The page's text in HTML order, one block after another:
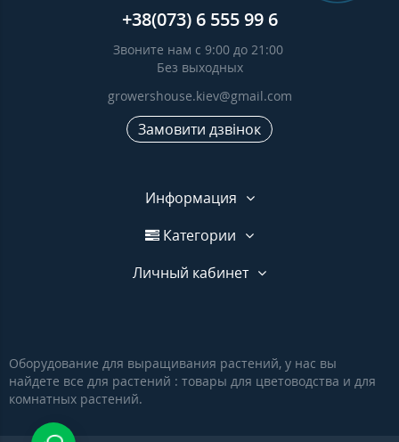
+38(073) 6 555 99 6
Звоните нам с 9:00 до 21:00
Без выходных
growershouse.kiev@gmail.com
Замовити дзвінок
Информация
Категории
Личный кабинет
Оборудование для выращивания растений, у нас вы
найдете все для растений : товары для цветоводства и для
комнатных растений.